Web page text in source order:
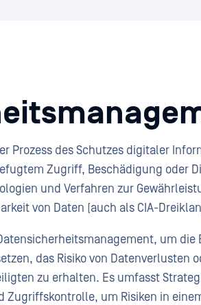
Prozess des Schutzes digitaler
Zugriff, Beschädigung oder
und Verfahren zur
von Daten (auch als CIA-
um die
das Risiko von Datenverlusten
zu erhalten. Es umfasst
Zugriffskontrolle, um Risiken in